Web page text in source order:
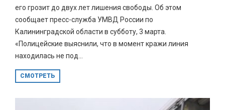
его грозит до двух лет лишения свободы. Об этом
сообщает пресс-служба УМВД России по
Калининградской области в субботу, 3 марта.
«Полицейские выяснили, что в момент кражи линия
находилась не под...
СМОТРЕТЬ